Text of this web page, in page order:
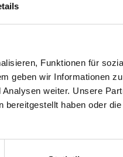
Funktionen für
geben wir Informationen
weiter. Unsere
haben oder